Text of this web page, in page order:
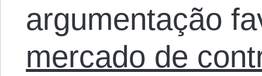
argumentação
mercado de